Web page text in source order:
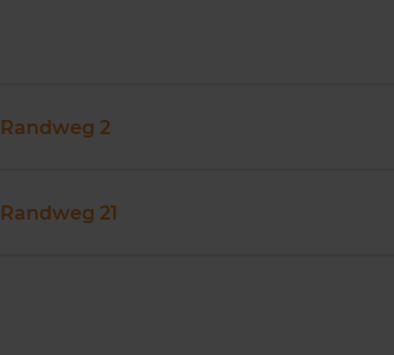
Randweg 2
Randweg 21